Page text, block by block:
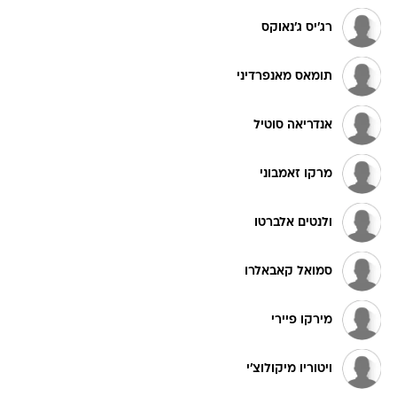
תומאס מאנפרדיני
אנדריאה סוטיל
מרקו זאמבוני
ולנטים אלברטו
סמואל קאבאלרו
מירקו פיירי
ויטוריו מיקולוצ'י
קישור